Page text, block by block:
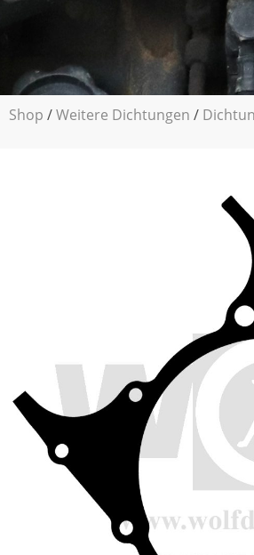
Shop /Weitere Dichtungen /